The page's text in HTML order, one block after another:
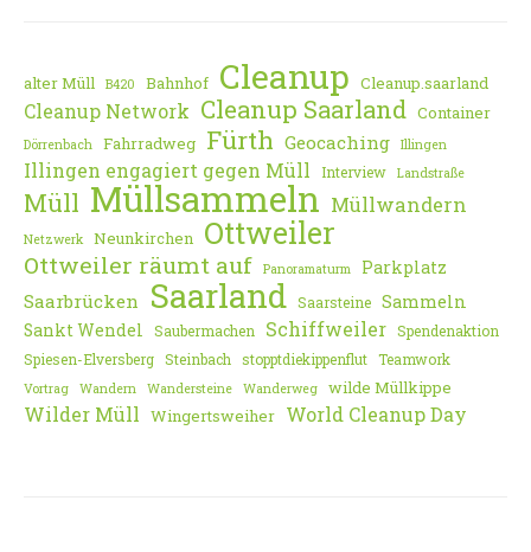
alter Müll B420 Bahnhof Cleanup Cleanup.saarland
Cleanup Network Cleanup Saarland Container
Dörrenbach Fahrradweg Fürth Geocaching Illingen
Illingen engagiert gegen Müll Interview Landstraße
Müll Müllsammeln Müllwandern
Netzwerk Neunkirchen Ottweiler
Ottweiler räumt auf Panoramaturm Parkplatz
Saarbrücken Saarland Saarsteine Sammeln
Sankt Wendel
Saubermachen Schiffweiler Spendenaktion
Spiesen-Elversberg Steinbach stopptdiekippenflut Teamwork
Vortrag Wandern Wandersteine Wanderweg wilde Müllkippe
Wilder Müll Wingertsweiher World Cleanup Day